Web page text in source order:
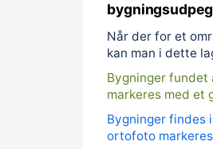
Når der for et
kan man i dette
Bygninger fundet
markeres med et
Bygninger findes
ortofoto